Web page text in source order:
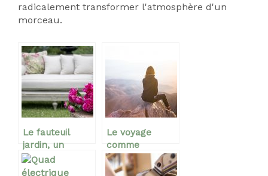
radicalement transformer l'atmosphère d'un
morceau.
Le fauteuil
jardin, un
accessoire
permettant de
Le voyage
comme
meilleur
exutoire des